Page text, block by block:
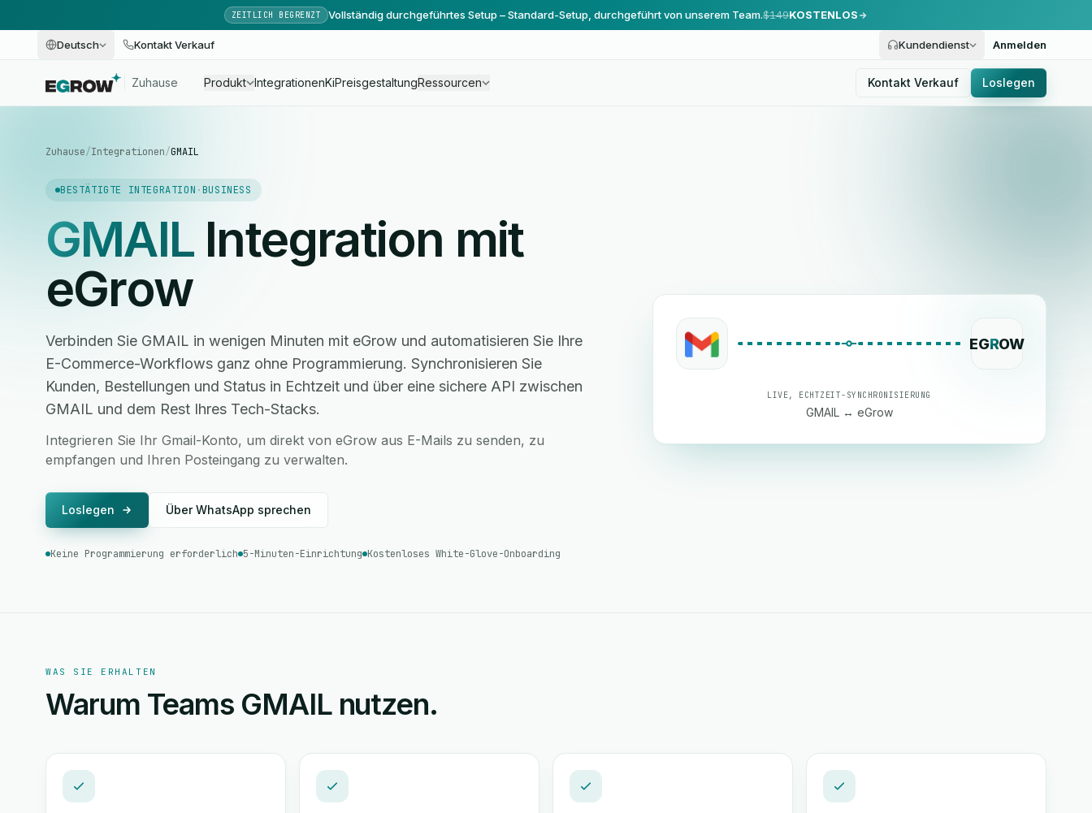
ZEITLICH BEGRENZT Vollständig durchgeführtes Setup – Standard-Setup, durchgeführt von unserem Team.$149KOSTENLOS
Deutsch Kontakt Verkauf Kundendienst Anmelden
Zuhause Produkt IntegrationenKiPreisgestaltungRessourcen Kontakt Verkauf Loslegen
Zuhause/Integrationen/GMAIL
BESTÄTIGTE INTEGRATION ·BUSINESS
GMAIL Integration mit
eGrow
Verbinden Sie GMAIL in wenigen Minuten mit eGrow und automatisieren Sie Ihre
E-Commerce-Workflows ganz ohne Programmierung. Synchronisieren Sie
Kunden, Bestellungen und Status in Echtzeit und über eine sichere API zwischen
GMAIL und dem Rest Ihres Tech-Stacks.
Integrieren Sie Ihr Gmail-Konto, um direkt von eGrow aus E-Mails zu senden, zu
empfangen und Ihren Posteingang zu verwalten.
Loslegen Über WhatsApp sprechen
Keine Programmierung erforderlich 5-Minuten-Einrichtung Kostenloses White-Glove-Onboarding
EGROW
LIVE, ECHTZEIT-SYNCHRONISIERUNG
GMAIL ↔ eGrow
WAS SIE ERHALTEN
Warum Teams GMAIL nutzen.